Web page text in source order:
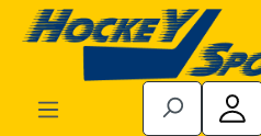
Zum Hauptinhalt springen